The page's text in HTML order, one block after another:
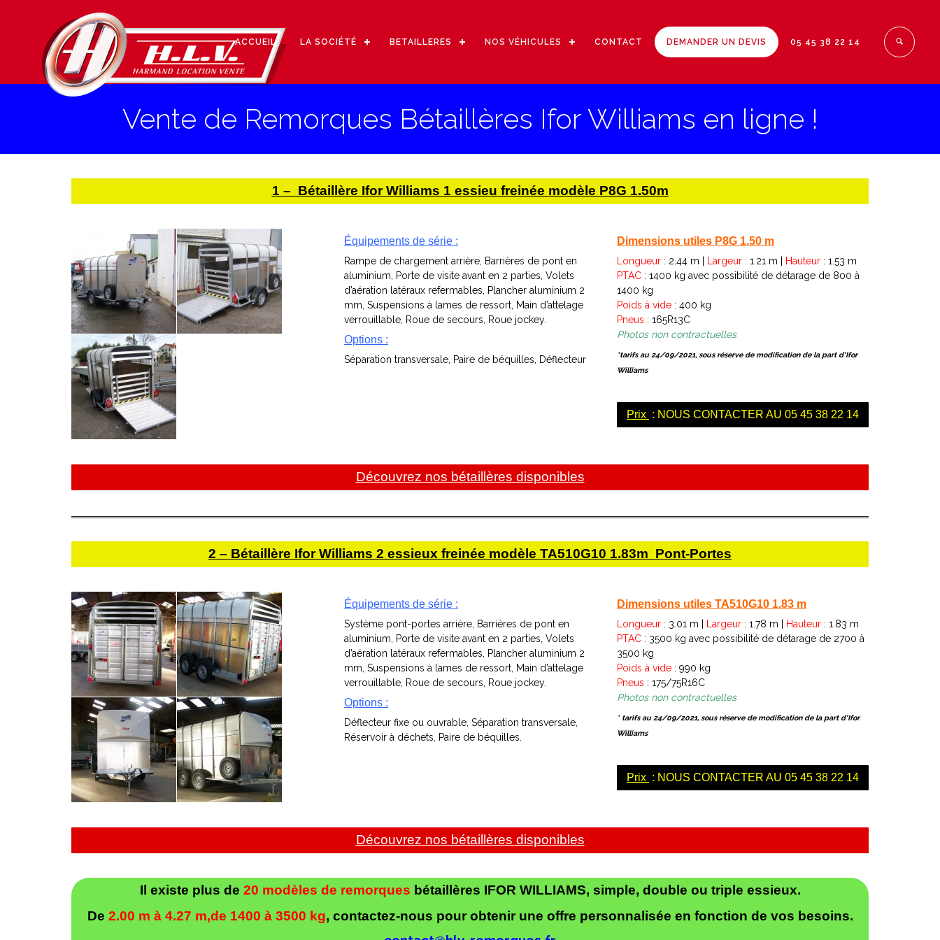
ACCUEIL LA SOCIÉTÉ BETAILLERES NOS VÉHICULES CONTACT DEMANDER UN DEVIS 05 45 38 22 14
Vente de Remorques Bétaillères Ifor Williams en ligne !
1 – Bétaillère Ifor Williams 1 essieu freinée modèle P8G 1.50m
Équipements de série :
Rampe de chargement arrière, Barrières de pont en
aluminium, Porte de visite avant en 2 parties, Volets
d’aération latéraux refermables, Plancher aluminium 2
mm, Suspensions à lames de ressort, Main d’attelage
verrouillable, Roue de secours, Roue jockey.
Options :
Séparation transversale, Paire de béquilles, Déflecteur
Dimensions utiles P8G 1.50 m
Longueur : 2.44 m | Largeur : 1.21 m | Hauteur : 1.53 m
PTAC : 1400 kg avec possibilité de détarage de 800 à
1400 kg
Poids à vide : 400 kg
Pneus : 165R13C
Photos non contractuelles
*tarifs au 24/09/2021, sous réserve de modification de la part d’Ifor
Williams
Prix : NOUS CONTACTER AU 05 45 38 22 14
Découvrez nos bétaillères disponibles
2 – Bétaillère Ifor Williams 2 essieux freinée modèle TA510G10 1.83m Pont-Portes
Équipements de série :
Système pont-portes arrière, Barrières de pont en
aluminium, Porte de visite avant en 2 parties, Volets
d’aération latéraux refermables, Plancher aluminium 2
mm, Suspensions à lames de ressort, Main d’attelage
verrouillable, Roue de secours, Roue jockey.
Options :
Déflecteur fixe ou ouvrable, Séparation transversale,
Réservoir à déchets, Paire de béquilles.
Dimensions utiles TA510G10 1.83 m
Longueur : 3.01 m | Largeur : 1.78 m | Hauteur : 1.83 m
PTAC : 3500 kg avec possibilité de détarage de 2700 à
3500 kg
Poids à vide : 990 kg
Pneus : 175/75R16C
Photos non contractuelles
* tarifs au 24/09/2021, sous réserve de modification de la part d’Ifor
Williams
Prix : NOUS CONTACTER AU 05 45 38 22 14
Découvrez nos bétaillères disponibles
Il existe plus de 20 modèles de remorques bétaillères IFOR WILLIAMS, simple, double ou triple essieux.
De 2.00 m à 4.27 m,de 1400 à 3500 kg, contactez-nous pour obtenir une offre personnalisée en fonction de vos besoins.